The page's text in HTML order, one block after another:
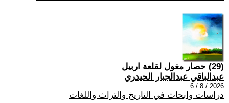
(29) حصار مغول لقلعة اربيل
عبدالباقي عبدالجبار الحيدري
2026 / 8 / 6
دراسات وابحاث في التاريخ والتراث واللغات